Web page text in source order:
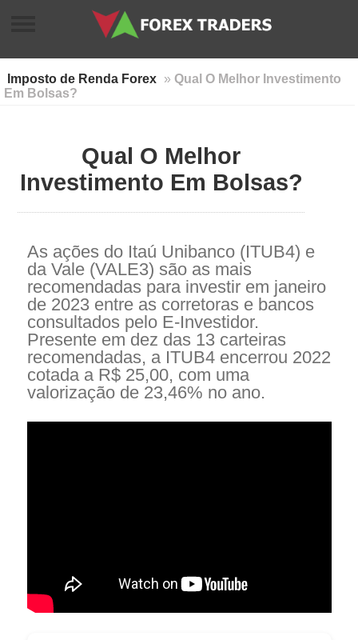
Imposto de Renda Forex » Qual O Melhor Investimento
Em Bolsas?
Qual O Melhor
Investimento Em Bolsas?
As ações do Itaú Unibanco (ITUB4) e
da Vale (VALE3) são as mais
recomendadas para investir em janeiro
de 2023 entre as corretoras e bancos
consultados pelo E-Investidor.
Presente em dez das 13 carteiras
recomendadas, a ITUB4 encerrou 2022
cotada a R$ 25,00, com uma
valorização de 23,46% no ano.